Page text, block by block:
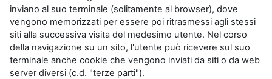
inviano al suo terminale (solitamente al browser), dove
vengono memorizzati per essere poi ritrasmessi agli stessi
siti alla successiva visita del medesimo utente. Nel corso
della navigazione su un sito, l'utente può ricevere sul suo
terminale anche cookie che vengono inviati da siti o da web
server diversi (c.d. "terze parti").